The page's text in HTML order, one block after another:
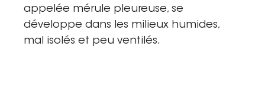
appelée mérule pleureuse, se
développe dans les milieux humides,
mal isolés et peu ventilés.